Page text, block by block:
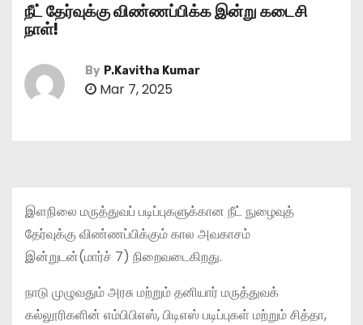
நீட் தேர்வுக்கு விண்ணப்பிக்க இன்று கடைசி
நாள்!
By P.Kavitha Kumar
Mar 7, 2025
இளநிலை மருத்துவப் படிப்புகளுக்கான நீட் நுழைவுத்
தேர்வுக்கு விண்ணப்பிக்கும் கால அவகாசம்
இன்றுடன்(மார்ச் 7) நிறைவடைகிறது.
நாடு முழுவதும் அரசு மற்றும் தனியார் மருத்துவக்
கல்லூரிகளின் எம்பிபிஎஸ், பிடிஎஸ் படிப்புகள் மற்றும் சித்தா,